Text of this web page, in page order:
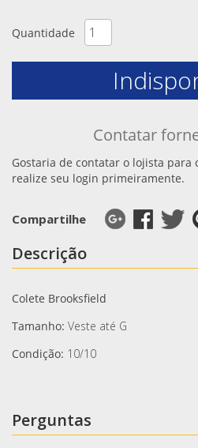
Quantidade
Contatar
Gostaria de contatar o lojista para
realize seu login primeiramente.
Compartilhe
Descrição
Colete Brooksfield
Tamanho: Veste até G
Condição: 10/10
Perguntas